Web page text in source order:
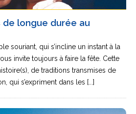
de longue durée au
souriant, qui s’incline un instant à la
invite toujours à faire la fête. Cette
de traditions transmises de
qui s’expriment dans les [...]